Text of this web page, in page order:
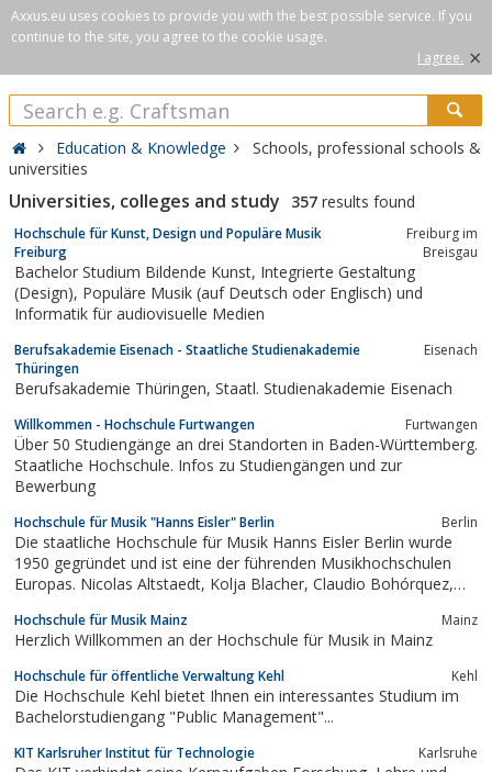
Axxus.eu uses cookies to provide you with the best possible service. If you
continue to the site, you agree to the cookie usage.
I agree. ×
Education & Knowledge
Schools, professional schools &
universities
Universities, colleges and study 357 results found
Hochschule für Kunst, Design und Populäre Musik
Freiburg
Freiburg im
Breisgau
Bachelor Studium Bildende Kunst, Integrierte Gestaltung
(Design), Populäre Musik (auf Deutsch oder Englisch) und
Informatik für audiovisuelle Medien
Berufsakademie Eisenach - Staatliche Studienakademie
Thüringen
Eisenach
Berufsakademie Thüringen, Staatl. Studienakademie Eisenach
Willkommen - Hochschule Furtwangen Furtwangen
Über 50 Studiengänge an drei Standorten in Baden-Württemberg.
Staatliche Hochschule. Infos zu Studiengängen und zur
Bewerbung
Hochschule für Musik "Hanns Eisler" Berlin Berlin
Die staatliche Hochschule für Musik Hanns Eisler Berlin wurde
1950 gegründet und ist eine der führenden Musikhochschulen
Europas. Nicolas Altstaedt, Kolja Blacher, Claudio Bohórquez,
Christine Schäfer, Julia Varady, Antje Weithaas und Tabea
Zimmermann u.a....
Hochschule für Musik Mainz Mainz
Herzlich Willkommen an der Hochschule für Musik in Mainz
Hochschule für öffentliche Verwaltung Kehl Kehl
Die Hochschule Kehl bietet Ihnen ein interessantes Studium im
Bachelorstudiengang "Public Management"...
KIT Karlsruher Institut für Technologie Karlsruhe